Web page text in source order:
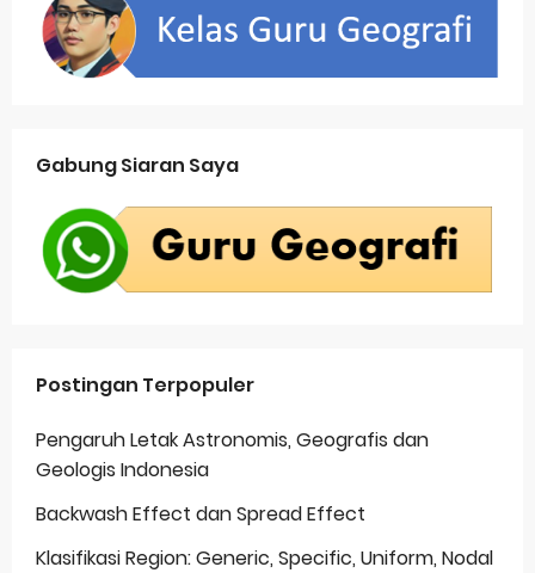
Gabung Siaran Saya
Postingan Terpopuler
Pengaruh Letak Astronomis, Geografis dan
Geologis Indonesia
Backwash Effect dan Spread Effect
Klasifikasi Region: Generic, Specific, Uniform, Nodal